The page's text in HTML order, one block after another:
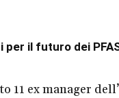
per il futuro dei
11 ex manager